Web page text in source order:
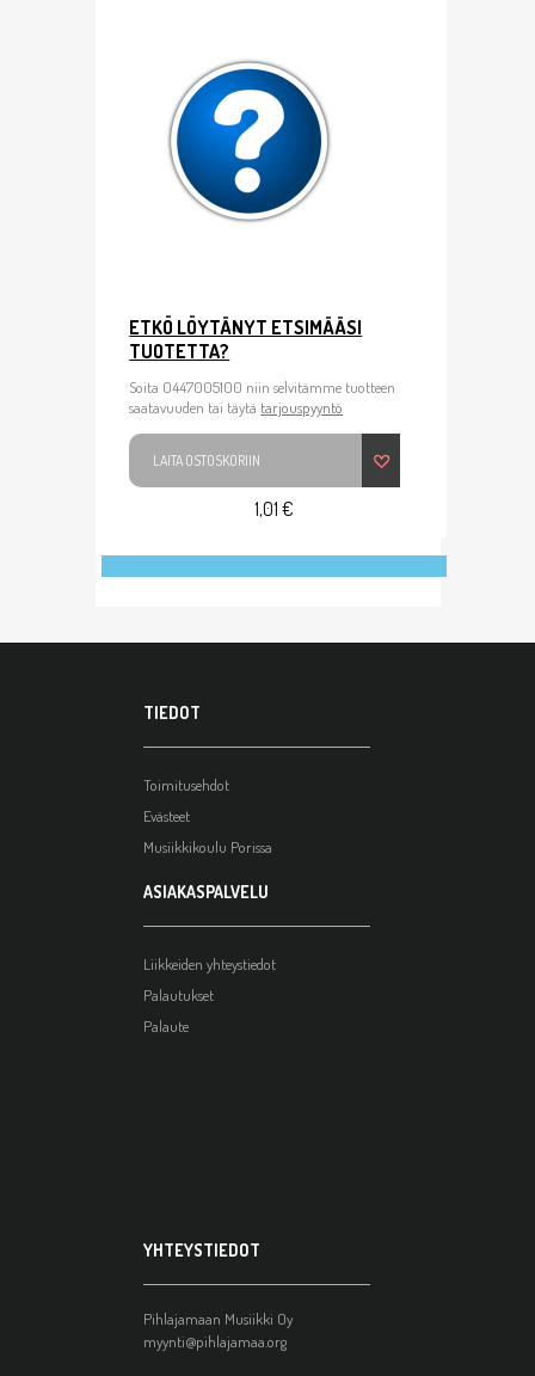
ETKÖ LÖYTÄNYT ETSIMÄÄSI
TUOTETTA?
Soita 0447005100 niin selvitämme tuotteen
saatavuuden tai täytä tarjouspyyntö
LAITA OSTOSKORIIN
1,01 €
TIEDOT
Toimitusehdot
Evästeet
Musiikkikoulu Porissa
ASIAKASPALVELU
Liikkeiden yhteystiedot
Palautukset
Palaute
YHTEYSTIEDOT
Pihlajamaan Musiikki Oy
myynti@pihlajamaa.org